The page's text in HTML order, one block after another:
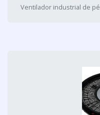
Ventilador industrial de pé